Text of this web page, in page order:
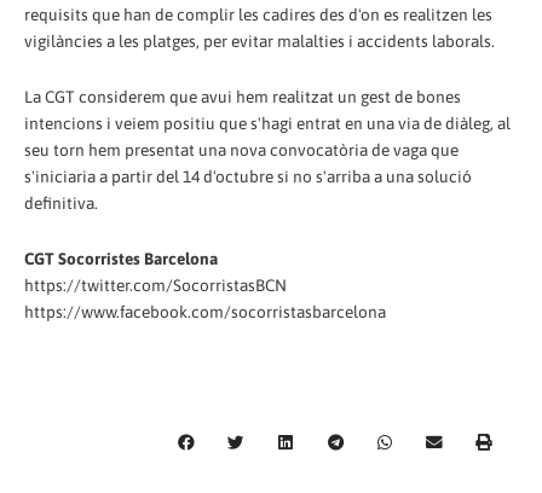
requisits que han de complir les cadires des d'on es realitzen les
vigilàncies a les platges, per evitar malalties i accidents laborals.
La CGT considerem que avui hem realitzat un gest de bones
intencions i veiem positiu que s'hagi entrat en una via de diàleg, al
seu torn hem presentat una nova convocatòria de vaga que
s'iniciaria a partir del 14 d'octubre si no s'arriba a una solució
definitiva.
CGT Socorristes Barcelona
https://twitter.com/SocorristasBCN
https://www.facebook.com/socorristasbarcelona